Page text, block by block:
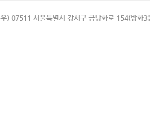
우) 07511 서울특별시 강서구 금낭화로 154(방화3